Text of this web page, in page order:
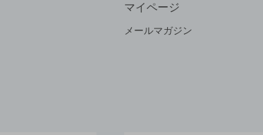
マイページ
メールマガジン